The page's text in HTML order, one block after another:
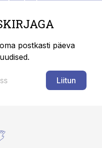
postkasti päeva
Liitun